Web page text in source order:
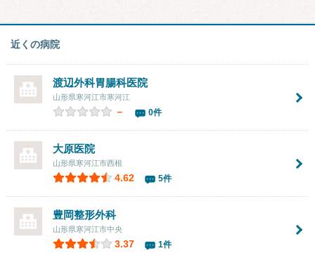
近くの病院
渡辺外科胃腸科医院
山形県寒河江市寒河江
－ 0件
大原医院
山形県寒河江市西根
4.62 5件
豊岡整形外科
山形県寒河江市中央
3.37 1件